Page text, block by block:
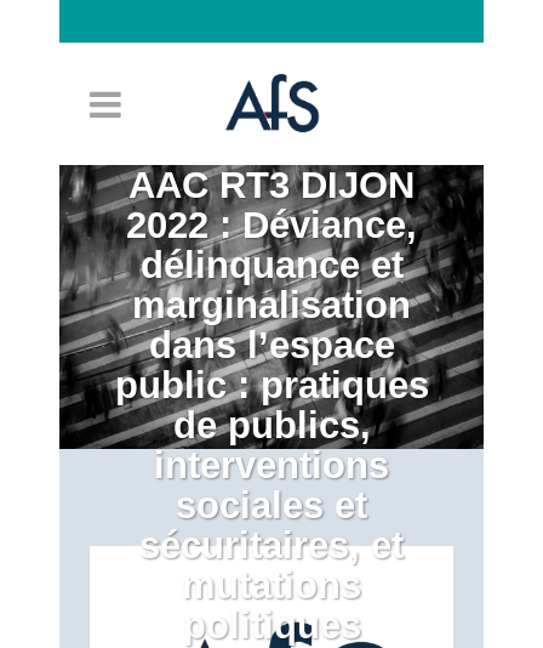
AAC RT3 DIJON
2022 : Déviance,
délinquance et
marginalisation
dans l’espace
public : pratiques
de publics,
interventions
sociales et
sécuritaires, et
mutations
politiques